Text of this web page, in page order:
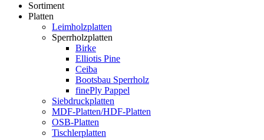
Sortiment
Platten
Leimholzplatten
Sperrholzplatten
Birke
Elliotis Pine
Ceiba
Bootsbau Sperrholz
finePly Pappel
Siebdruckplatten
MDF-Platten/HDF-Platten
OSB-Platten
Tischlerplatten